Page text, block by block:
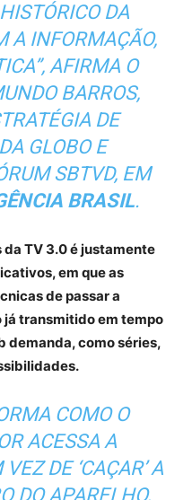
DA
A INFORMAÇÃO,
AFIRMA O
BARROS,
DE
GLOBO E
SBTVD, EM
BRASIL.
TV 3.0 é justamente
em que as
de passar a
já transmitido em tempo
demanda, como séries,
COMO O
ACESSA A
DE ‘CAÇAR’ A
DO APARELHO,